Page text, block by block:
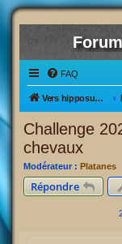
FAQ
Vers hipposuède, le jeu !
Challenge
chevaux
Modérateur : Platanes
Répondre